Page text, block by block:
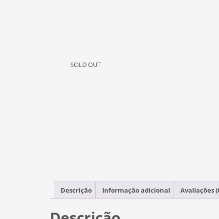
SOLD OUT
Descrição Informação adicional Avaliações